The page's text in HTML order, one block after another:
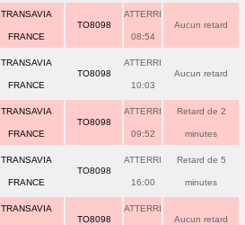
TRANSAVIA
FRANCE
TO8098
ATTERRI
08:54
Aucun retard
TRANSAVIA
FRANCE
TO8098
ATTERRI
10:03
Aucun retard
TRANSAVIA
FRANCE
TO8098
ATTERRI
09:52
Retard de 2
minutes
TRANSAVIA
FRANCE
TO8098
ATTERRI
16:00
Retard de 5
minutes
TRANSAVIA
TO8098
ATTERRI
Aucun retard